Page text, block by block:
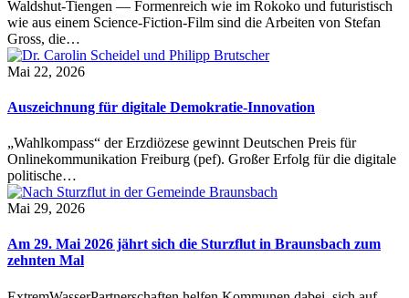
Waldshut-Tiengen — Formenreich wie im Rokoko und futuristisch
wie aus einem Science-Fiction-Film sind die Arbeiten von Stefan
Gross, die…
Mai 22, 2026
Auszeichnung für digitale Demokratie-Innovation
„Wahlkompass“ der Erzdiözese gewinnt Deutschen Preis für
Onlinekommunikation Freiburg (pef). Großer Erfolg für die digitale
politische…
Mai 29, 2026
Am 29. Mai 2026 jährt sich die Sturzflut in Braunsbach zum
zehnten Mal